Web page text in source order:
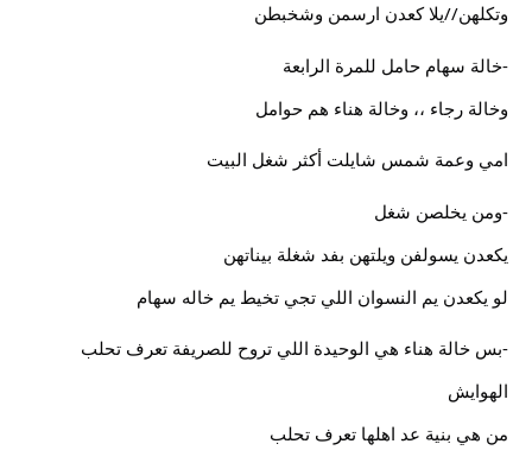
وتكلهن//يلا كعدن ارسمن وشخبطن
-خالة سهام حامل للمرة الرابعة
وخالة رجاء ،، وخالة هناء هم حوامل
امي وعمة شمس شايلت أكثر شغل البيت
-ومن يخلصن شغل
يكعدن يسولفن ويلتهن بفد شغلة بيناتهن
لو يكعدن يم النسوان اللي تجي تخيط يم خاله سهام
-بس خالة هناء هي الوحيدة اللي تروح للصريفة تعرف تحلب
الهوايش
من هي بنية عد اهلها تعرف تحلب